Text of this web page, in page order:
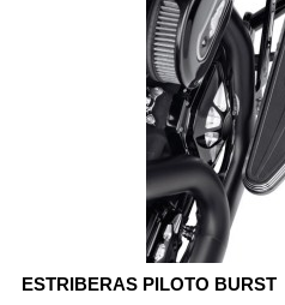
ESTRIBERAS PILOTO BURST